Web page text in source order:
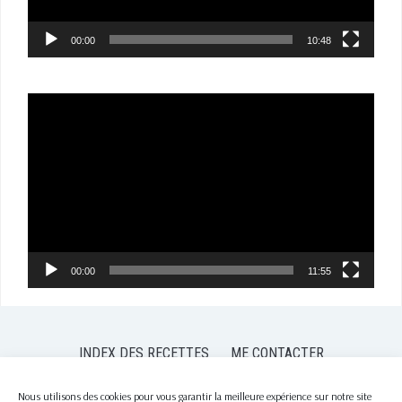
Nous utilisons des cookies pour vous garantir la meilleure expérience sur notre site
00:00 10:48
00:00 11:55
INDEX DES RECETTES
ME CONTACTER